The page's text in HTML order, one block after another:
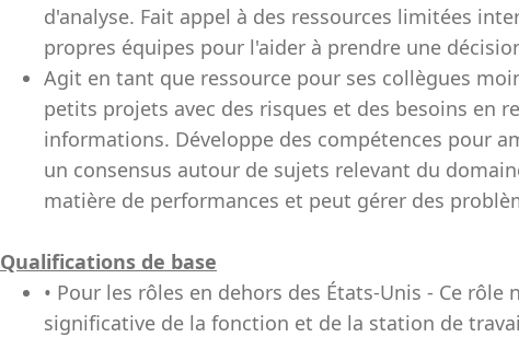
d'analyse. Fait appel à des ressources limitées
propres équipes pour l'aider à prendre une
Agit en tant que ressource pour ses collègues
petits projets avec des risques et des besoins en
informations. Développe des compétences pour
un consensus autour de sujets relevant du
matière de performances et peut gérer des
Qualifications de base
• Pour les rôles en dehors des États-Unis - Ce rôle
significative de la fonction et de la station de